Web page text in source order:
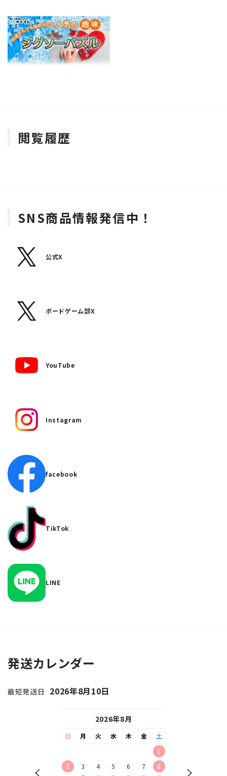
閲覧履歴
SNS商品情報発信中！
公式X
ボードゲーム部X
YouTube
Instagram
facebook
TikTok
LINE
発送カレンダー
2026年8月
日 月 火 水 木 金
土
1
2
3 4 5 6 7
8
最短発送日 2026年8月10日